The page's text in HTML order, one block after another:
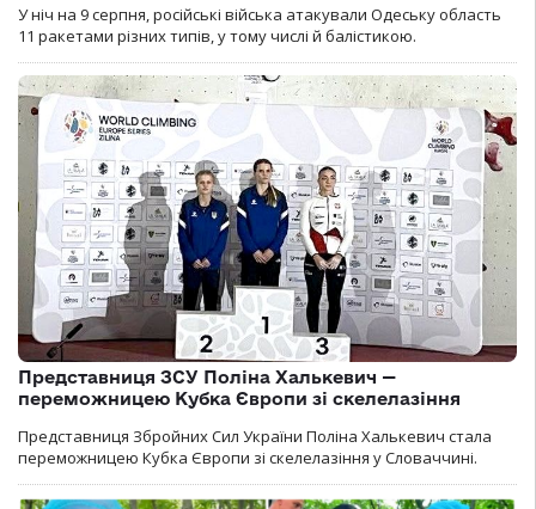
У ніч на 9 серпня, російські війська атакували Одеську область
11 ракетами різних типів, у тому числі й балістикою.
Представниця ЗСУ Поліна Халькевич —
переможницею Кубка Європи зі скелелазіння
Представниця Збройних Сил України Поліна Халькевич стала
переможницею Кубка Європи зі скелелазіння у Словаччині.